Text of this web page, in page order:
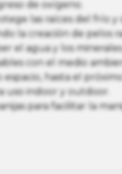
de oxígeno.
las raíces del frío
la creación de pelos
el agua y los
con el medio
espacio, hasta el
uso indoor y outdoor.
para facilitar la